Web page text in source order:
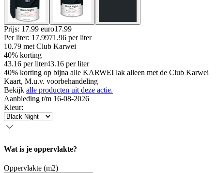
Prijs: 17.99 euro17.99
Per liter: 17.9971.96 per liter
10.79 met Club Karwei
40% korting
43.16 per liter43.16 per liter
40% korting op bijna alle KARWEI lak alleen met de Club Karwei
Kaart, M.u.v. voorbehandeling
Bekijk alle producten uit deze actie.
Aanbieding t/m 16-08-2026
Kleur:
Wat is je oppervlakte?
Oppervlakte (m2)